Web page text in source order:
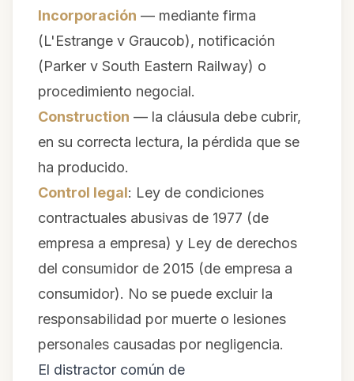
Incorporación — mediante firma
(L'Estrange v Graucob), notificación
(Parker v South Eastern Railway) o
procedimiento negocial.
Construction — la cláusula debe cubrir,
en su correcta lectura, la pérdida que se
ha producido.
Control legal: Ley de condiciones
contractuales abusivas de 1977 (de
empresa a empresa) y Ley de derechos
del consumidor de 2015 (de empresa a
consumidor). No se puede excluir la
responsabilidad por muerte o lesiones
personales causadas por negligencia.
El distractor común de